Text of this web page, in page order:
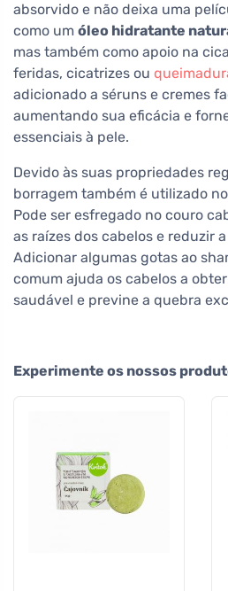
absorvido e não deixa uma
como um óleo hidratante
mas também como apoio na
feridas, cicatrizes ou
adicionado a séruns e cremes
aumentando sua eficácia e
essenciais à pele.
Devido às suas propriedades
borragem também é utilizado
Pode ser esfregado no couro
as raízes dos cabelos e reduzir
Adicionar algumas gotas ao
comum ajuda os cabelos a
saudável e previne a quebra
Experimente os nossos